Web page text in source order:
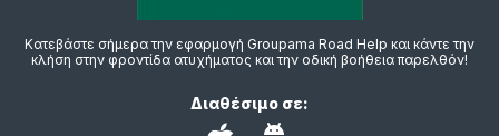
Κατεβάστε σήμερα την εφαρμογή Groupama Road Help και κάντε την
κλήση στην φροντίδα ατυχήματος και την οδική βοήθεια παρελθόν!
Διαθέσιμο σε: